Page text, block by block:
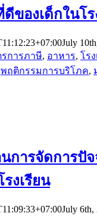
ของเด็กในโร
July
การภาษี, อาหาร, โร
พฤติกรรมการบริโภค,
การจัดการปัจ
งเรียน
July 6th,